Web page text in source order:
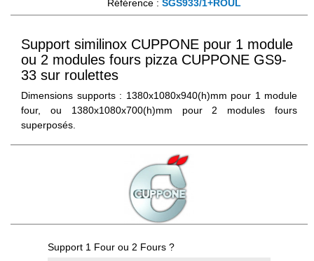
Référence : SGS933/1+ROUL
Support similinox CUPPONE pour 1 module
ou 2 modules fours pizza CUPPONE GS9-
33 sur roulettes
Dimensions supports : 1380x1080x940(h)mm pour 1 module
four, ou 1380x1080x700(h)mm pour 2 modules fours
superposés.
Support 1 Four ou 2 Fours ?